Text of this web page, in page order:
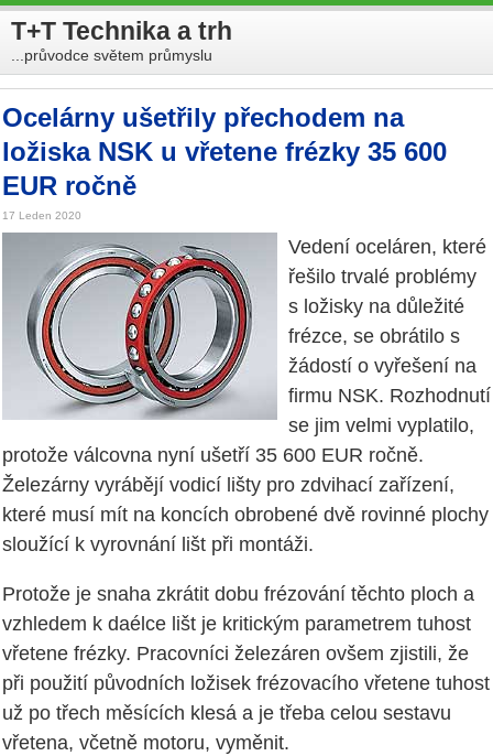
T+T Technika a trh
...průvodce světem průmyslu
Ocelárny ušetřily přechodem na
ložiska NSK u vřetene frézky 35 600
EUR ročně
17 Leden 2020
Vedení oceláren, které
řešilo trvalé problémy
s ložisky na důležité
frézce, se obrátilo s
žádostí o vyřešení na
firmu NSK. Rozhodnutí
se jim velmi vyplatilo,
protože válcovna nyní ušetří 35 600 EUR ročně.
Železárny vyrábějí vodicí lišty pro zdvihací zařízení,
které musí mít na koncích obrobené dvě rovinné plochy
sloužící k vyrovnání lišt při montáži.
Protože je snaha zkrátit dobu frézování těchto ploch a
vzhledem k daélce lišt je kritickým parametrem tuhost
vřetene frézky. Pracovníci železáren ovšem zjistili, že
při použití původních ložisek frézovacího vřetene tuhost
už po třech měsících klesá a je třeba celou sestavu
vřetena, včetně motoru, vyměnit.